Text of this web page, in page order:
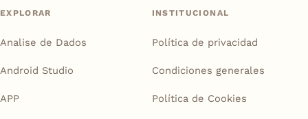
EXPLORAR
Analise de Dados
Android Studio
APP
INSTITUCIONAL
Política de privacidad
Condiciones generales
Política de Cookies